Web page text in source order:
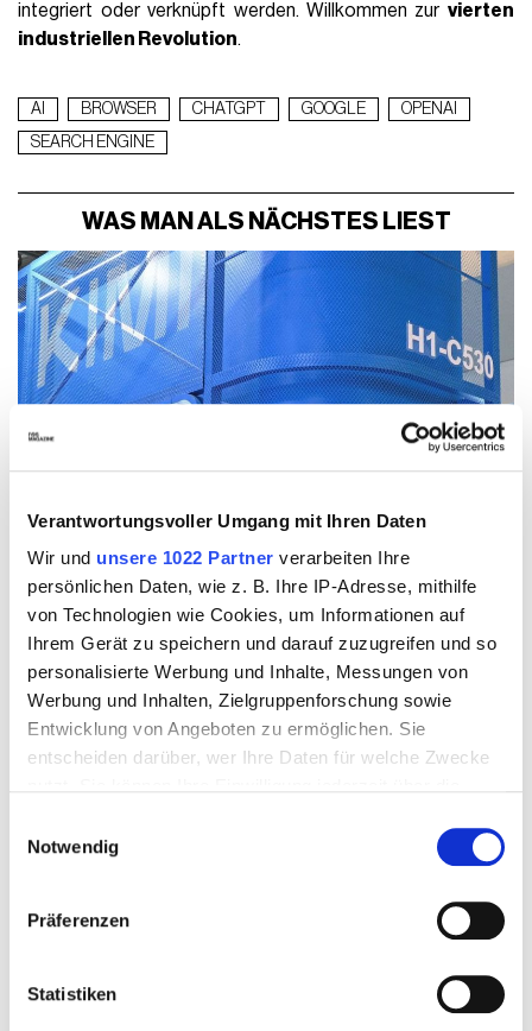
Verantwortungsvoller Umgang mit Ihren Daten
Wir und unsere 1022 Partner verarbeiten Ihre
persönlichen Daten, wie z. B. Ihre IP-Adresse, mithilfe
von Technologien wie Cookies, um Informationen auf
Ihrem Gerät zu speichern und darauf zuzugreifen und so
personalisierte Werbung und Inhalte, Messungen von
Werbung und Inhalten, Zielgruppenforschung sowie
Entwicklung von Angeboten zu ermöglichen. Sie
entscheiden darüber, wer Ihre Daten für welche Zwecke
Trigger Symbol ändern oder widerrufen
Informationen über Ihre geografische Lage erfassen,
Ihr Gerät durch aktives Scannen nach bestimmten
Notwendig
Präferenzen
Statistiken
integriert oder verknüpft werden. Willkommen zur vierten
industriellen Revolution.
AI BROWSER CHATGPT GOOGLE
OPENAI
SEARCH ENGINE
WAS MAN ALS NÄCHSTES LIEST